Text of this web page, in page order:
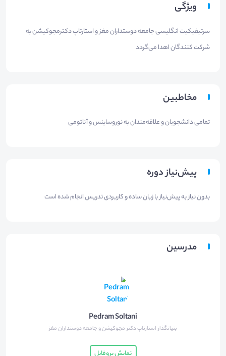
ویژگی
سرتیفیکیت انگلیسی جامعه دوستداران مغز و استارتاپ دکترمجوکیشن به
شرکت کنندگان اهدا می‌گردد
مخاطبین
تمامی دانشجویان و علاقه‌مندان به نوروساینس و آناتومی
پیش‌نیاز دوره
بدون نیاز به پیش‌نیاز با زبان ساده و کاربردی تدریس انجام شده است
مدرسین
Pedram Soltani
بنیانگذار استارتاپ دکتر مجوکیشن و جامعه دوستداران مغز
نمایش پروفایل